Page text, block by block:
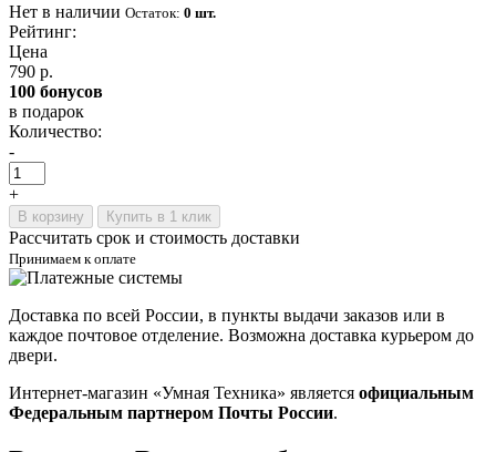
Нет в наличии Остаток: 0 шт.
Рейтинг:
Цена
790 р.
100 бонусов
в подарок
Количество:
-
+
В корзину Купить в 1 клик
Рассчитать срок и стоимость доставки
Принимаем к оплате
Доставка по всей России, в пункты выдачи заказов или в
каждое почтовое отделение. Возможна доставка курьером до
двери.
Интернет-магазин «Умная Техника» является официальным
Федеральным партнером Почты России.